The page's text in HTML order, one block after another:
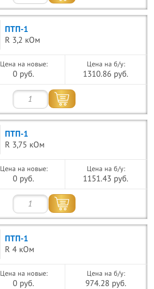
ПТП-1
R 3,2 кОм
Цена на новые:
0 руб.
Цена на б/у:
1310.86 руб.
ПТП-1
R 3,75 кОм
Цена на новые:
0 руб.
Цена на б/у:
1151.43 руб.
ПТП-1
R 4 кОм
Цена на новые:
0 руб.
Цена на б/у:
974.28 руб.